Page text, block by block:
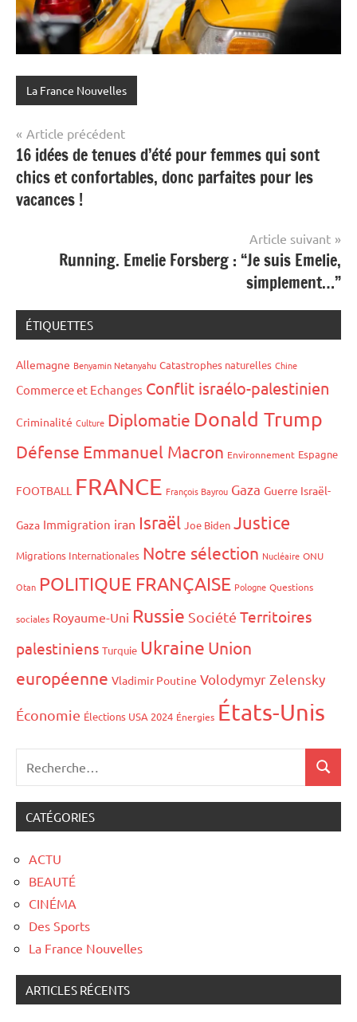
La France Nouvelles
Navigation
de
l’article
Article précédent
16 idées de tenues d’été pour femmes qui sont
chics et confortables, donc parfaites pour les
vacances !
Article suivant
Running. Emelie Forsberg : “Je suis Emelie,
simplement…”
ÉTIQUETTES
Allemagne Benyamin Netanyahu Catastrophes naturelles Chine
Commerce et Echanges Conflit israélo-palestinien
Criminalité Culture Diplomatie Donald Trump
Défense Emmanuel Macron Environnement Espagne
FOOTBALL FRANCE François Bayrou Gaza Guerre Israël-
Gaza Immigration iran Israël Joe Biden Justice
Migrations Internationales Notre sélection Nucléaire ONU
Otan POLITIQUE FRANÇAISE Pologne Questions
sociales Royaume-Uni Russie Société Territoires
palestiniens Turquie Ukraine Union
européenne Vladimir Poutine Volodymyr Zelensky
Économie Élections USA 2024 Énergies États-Unis
CATÉGORIES
ACTU
BEAUTÉ
CINÉMA
Des Sports
La France Nouvelles
ARTICLES RÉCENTS